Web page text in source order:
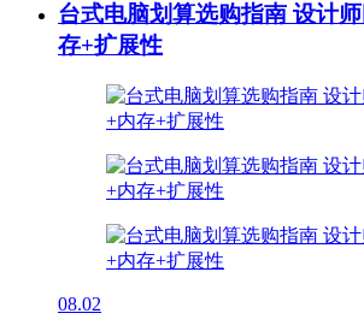
台式电脑划算选购指南 设计
存+扩展性
08.02